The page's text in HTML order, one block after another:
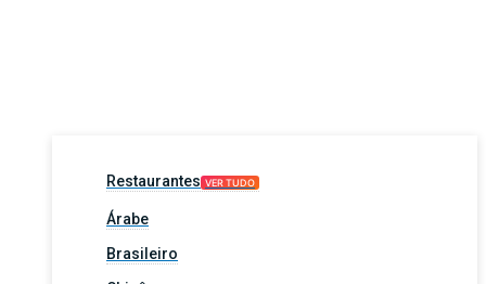
Restaurantes VER TUDO
Árabe
Brasileiro